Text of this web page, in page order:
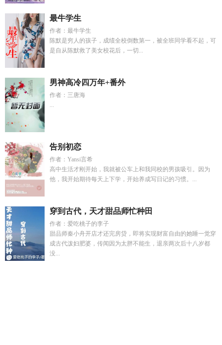
最牛学生
作者：最牛学生
陈默是穷人的孩子，成绩全校倒数第一，被全班同学看不起，可
是自从陈默救了美女校花后，一切...
男神高冷四万年+番外
作者：三唐海
...
告别初恋
作者：Yansi言希
高中生活才刚开始，我就被公车上和我同校的男孩吸引。因为
他，我开始期待每天上下学，开始养成写日记的习惯。...
穿到古代，天才甜品师忙种田
作者：爱吃桃子的李子
甜品师秦小舟开店才还完房贷，即将实现财富自由的她睡一觉穿
成古代泼妇肥婆，传闻因为太胖不能生，退亲两次后十八岁都
没...